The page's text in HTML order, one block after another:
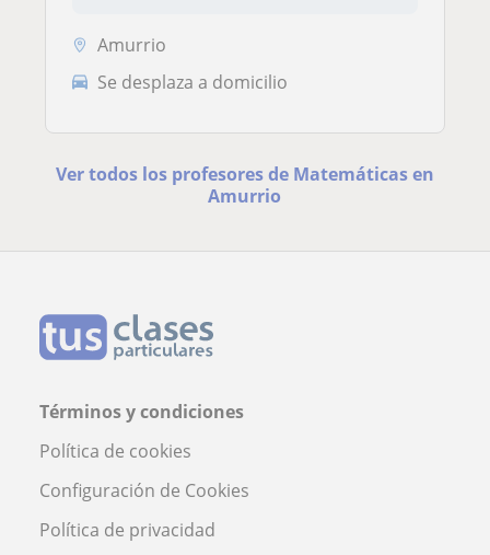
Amurrio
Se desplaza a domicilio
Ver todos los profesores de Matemáticas en
Amurrio
Términos y condiciones
Política de cookies
Configuración de Cookies
Política de privacidad